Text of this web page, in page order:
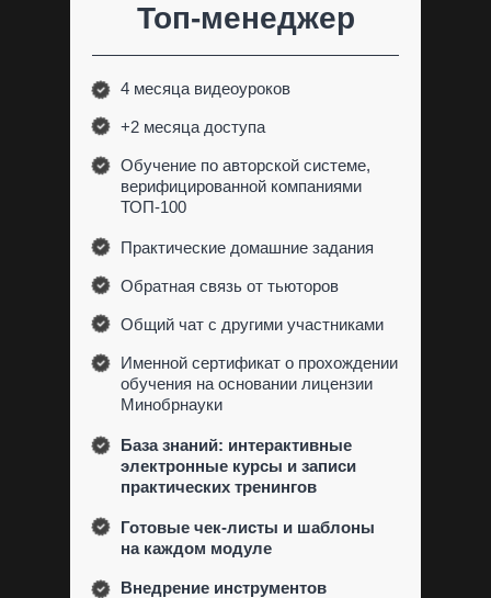
4 месяца видеоуроков
+2 месяца доступа
Обучение по авторской системе,
верифицированной компаниями
ТОП-100
Именной сертификат о прохождении
обучения на основании лицензии
Минобрнауки
База знаний: интерактивные
электронные курсы и записи
практических тренингов
Готовые чек-листы и шаблоны
на каждом модуле
Внедрение инструментов
Обратная связь от тьюторов
Общий чат с другими участниками
Практические домашние задания
Топ-менеджер